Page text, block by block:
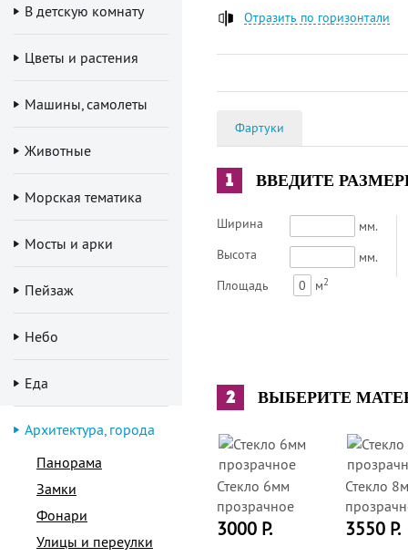
В детскую комнату
Цветы и растения
Машины, самолеты
Животные
Морская тематика
Мосты и арки
Пейзаж
Небо
Еда
Архитектура, города
Панорама
Замки
Фонари
Улицы и переулки
Отразить по горизонтали
Фартуки
1 ВВЕДИТЕ
Ширина
мм.
Высота
мм.
Площадь
0 м2
2 ВЫБЕРИТЕ
Стекло 6мм
прозрачное
3000 Р.
Стекло
3550 Р.